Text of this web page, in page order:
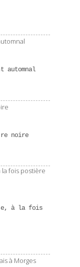
automnal
noire
à la fois